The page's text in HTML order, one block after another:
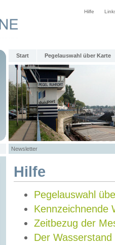
Hilfe
Start Pegelauswahl über Karte
Newsletter
Hilfe
Pegelauswahl
Kennzeichnende
Zeitbezug der
Der Wasserstand